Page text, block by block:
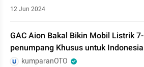
12 Jun 2024
GAC Aion Bakal Bikin Mobil Listrik 7-
penumpang Khusus untuk Indonesia
kumparanOTO